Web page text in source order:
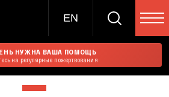
EN
НУЖНА ВАША ПОМОЩЬ
на регулярные пожертвования